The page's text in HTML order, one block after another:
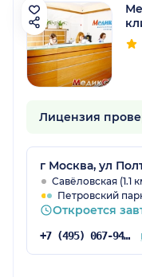
Лицензия
г Москва, ул
Савёловская (1.1
Петровский
Откроется
+7 (495) 067-94-78